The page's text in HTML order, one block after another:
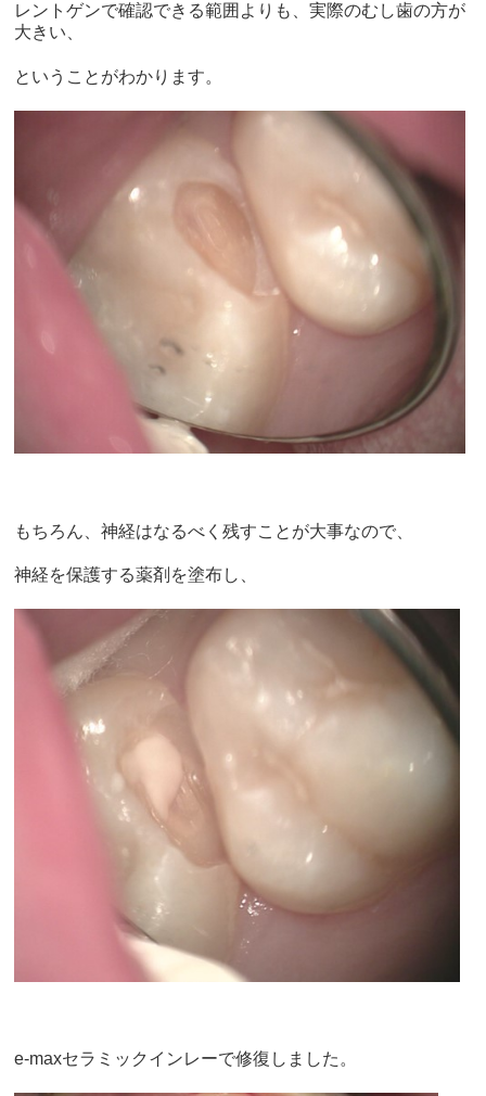
レントゲンで確認できる範囲よりも、実際のむし歯の方が
大きい、
ということがわかります。
もちろん、神経はなるべく残すことが大事なので、
神経を保護する薬剤を塗布し、
e-maxセラミックインレーで修復しました。